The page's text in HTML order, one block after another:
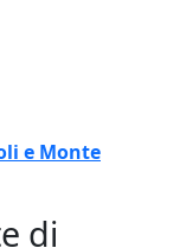
e Monte
di